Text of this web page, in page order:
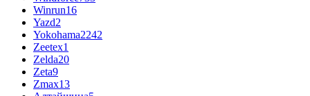
Winrun16
Yazd2
Yokohama2242
Zeetex1
Zelda20
Zeta9
Zmax13